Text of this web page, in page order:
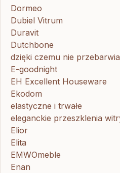
Dormeo
Dubiel Vitrum
Duravit
Dutchbone
dzięki czemu nie
E-goodnight
EH Excellent Houseware
Ekodom
elastyczne i trwałe
eleganckie przeszklenia
Elior
Elita
EMWOmeble
Enan